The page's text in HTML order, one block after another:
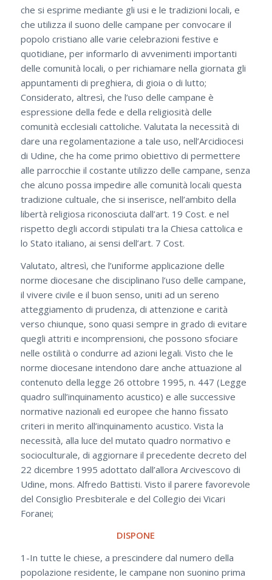
che si esprime mediante gli usi e le tradizioni locali, e
che utilizza il suono delle campane per convocare il
popolo cristiano alle varie celebrazioni festive e
quotidiane, per informarlo di avvenimenti importanti
delle comunità locali, o per richiamare nella giornata gli
appuntamenti di preghiera, di gioia o di lutto;
Considerato, altresì, che l’uso delle campane è
espressione della fede e della religiosità delle
comunità ecclesiali cattoliche. Valutata la necessità di
dare una regolamentazione a tale uso, nell’Arcidiocesi
di Udine, che ha come primo obiettivo di permettere
alle parrocchie il costante utilizzo delle campane, senza
che alcuno possa impedire alle comunità locali questa
tradizione cultuale, che si inserisce, nell’ambito della
libertà religiosa riconosciuta dall’art. 19 Cost. e nel
rispetto degli accordi stipulati tra la Chiesa cattolica e
lo Stato italiano, ai sensi dell’art. 7 Cost.
Valutato, altresì, che l’uniforme applicazione delle
norme diocesane che disciplinano l’uso delle campane,
il vivere civile e il buon senso, uniti ad un sereno
atteggiamento di prudenza, di attenzione e carità
verso chiunque, sono quasi sempre in grado di evitare
quegli attriti e incomprensioni, che possono sfociare
nelle ostilità o condurre ad azioni legali. Visto che le
norme diocesane intendono dare anche attuazione al
contenuto della legge 26 ottobre 1995, n. 447 (Legge
quadro sull’inquinamento acustico) e alle successive
normative nazionali ed europee che hanno fissato
criteri in merito all’inquinamento acustico. Vista la
necessità, alla luce del mutato quadro normativo e
socioculturale, di aggiornare il precedente decreto del
22 dicembre 1995 adottato dall’allora Arcivescovo di
Udine, mons. Alfredo Battisti. Visto il parere favorevole
del Consiglio Presbiterale e del Collegio dei Vicari
Foranei;
DISPONE
1-In tutte le chiese, a prescindere dal numero della
popolazione residente, le campane non suonino prima